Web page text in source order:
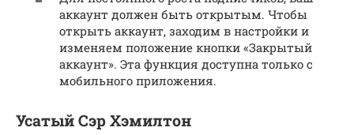
аккаунт должен быть открытым. Чтобы
открыть аккаунт, заходим в настройки и
изменяем положение кнопки «Закрытый
аккаунт». Эта функция доступна только с
мобильного приложения.
Усатый Сэр Хэмилтон